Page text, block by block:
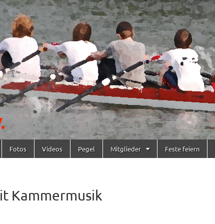
Fotos Videos Pegel Mitglieder Feste feiern
Kammermusik